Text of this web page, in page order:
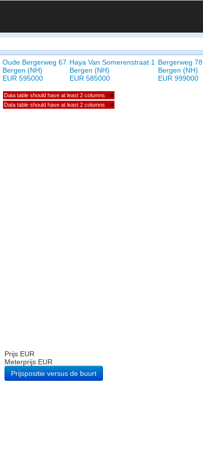
Oude Bergerweg 67
Bergen (NH)
EUR 595000
Haya Van Somerenstraat 1
Bergen (NH)
EUR 585000
Bergerweg 78
Bergen (NH)
EUR 999000
Data table should have at least 2 columns ×
Data table should have at least 2 columns ×
Prijs EUR
Meterprijs EUR
Prijspositie versus de buurt